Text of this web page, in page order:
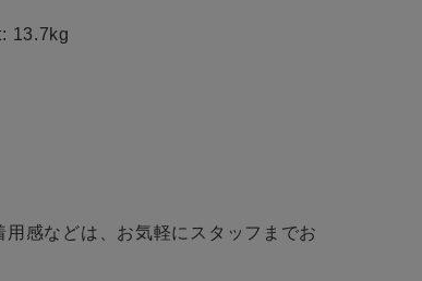
13.7kg
用感などは、お気軽にスタッフまでお